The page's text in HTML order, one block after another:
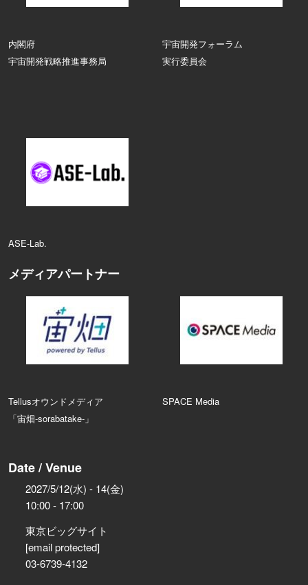
内閣府
宇宙開発戦略推進事務局
宇宙開発フォーラム
実行委員会
ASE‑Lab.
メディアパートナー
Tellusオウンドメディア
「宙畑-sorabatake-」
SPACE Media
Date / Venue
2027/5/12(水) - 14(金)
10:00 - 17:00
東京ビッグサイト
[email protected]
03-6739-4132